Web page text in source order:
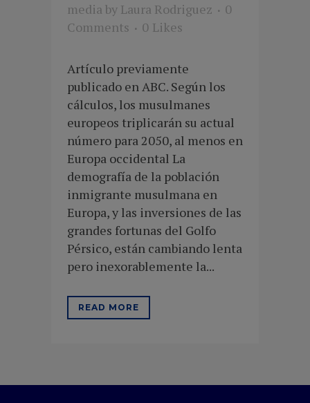
media by Laura Rodriguez
0
Comments
0 Likes
Artículo previamente
publicado en ABC. Según los
cálculos, los musulmanes
europeos triplicarán su actual
número para 2050, al menos en
Europa occidental La
demografía de la población
inmigrante musulmana en
Europa, y las inversiones de las
grandes fortunas del Golfo
Pérsico, están cambiando lenta
pero inexorablemente la...
READ MORE